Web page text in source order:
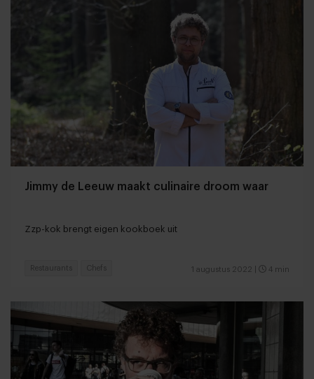
Jimmy de Leeuw maakt culinaire droom waar
Zzp-kok brengt eigen kookboek uit
1 augustus 2022 4 min
Restaurants Chefs